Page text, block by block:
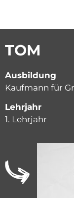
TOM
Ausbildung
Kaufmann für
Lehrjahr
1. Lehrjahr